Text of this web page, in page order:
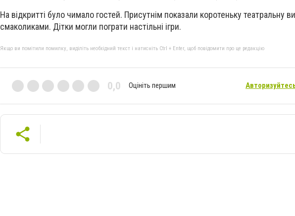
На відкритті було чимало гостей. Присутнім показали коротеньку театральну
смаколиками. Дітки могли пограти настільні ігри.
Якщо ви помітили помилку, виділіть необхідний текст і натисніть Ctrl + Enter, щоб повідомити про це редакцію
0,0 Оцініть першим